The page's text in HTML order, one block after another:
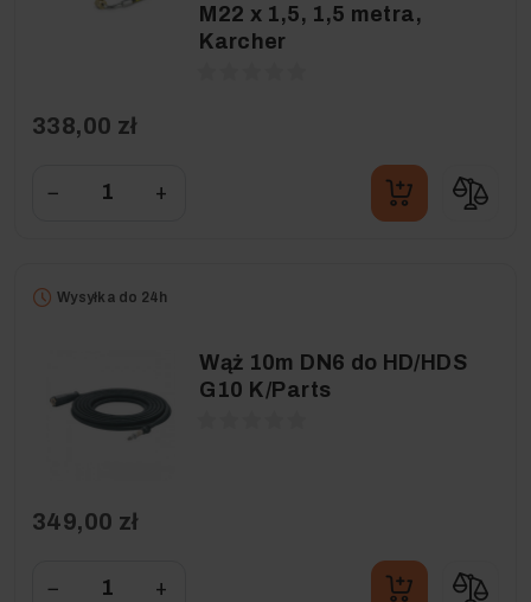
M22 x 1,5, 1,5 metra,
Karcher
338,00 zł
− +
Wysyłka do 24h
Wąż 10m DN6 do HD/HDS
G10 K/Parts
349,00 zł
− +